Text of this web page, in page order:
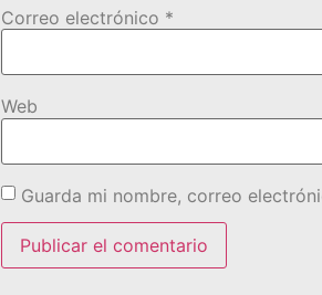
Correo electrónico *
Web
Guarda mi nombre, correo